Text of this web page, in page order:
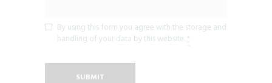
By using this form you agree with the storage and
handling of your data by this website.*